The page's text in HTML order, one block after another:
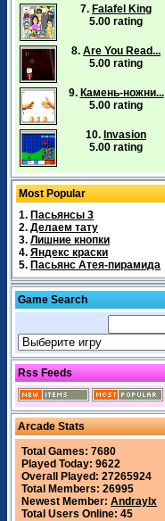
7. Falafel King
5.00 rating
8. Are You Read...
5.00 rating
9. Камень-ножни...
5.00 rating
10. Invasion
5.00 rating
Most Popular
1. Пасьянсы 3
2. Делаем тату
3. Лишние кнопки
4. Яндекс краски
5. Пасьянс Атея-пирамида
Game Search
Rss Feeds
Arcade Stats
Total Games: 7680
Played Today: 9622
Overall Played: 27265924
Total Members: 26995
Newest Member: Andraylx
Total Users Online: 45